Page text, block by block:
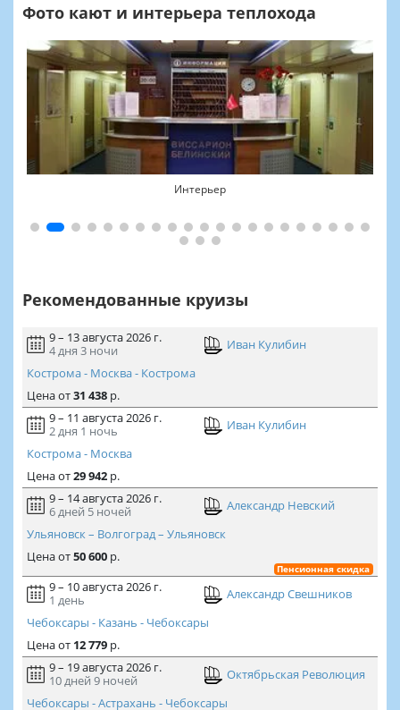
Фото кают и интерьера теплохода
Интерьер
Рекомендованные круизы
9 – 13 августа 2026 г.
4 дня 3 ночи
Иван Кулибин
Кострома - Москва - Кострома
Ценаот31 438р.
9 – 11 августа 2026 г.
2 дня 1 ночь
Иван Кулибин
Кострома - Москва
Ценаот29 942р.
9 – 14 августа 2026 г.
6 дней 5 ночей
Александр Невский
Ульяновск – Волгоград – Ульяновск
Ценаот50 600р.
Пенсионная скидка
9 – 10 августа 2026 г.
1 день
Александр Свешников
Чебоксары - Казань - Чебоксары
Ценаот 12 779р.
9 – 19 августа 2026 г.
10 дней 9 ночей
Октябрьская Революция
Чебоксары - Астрахань - Чебоксары